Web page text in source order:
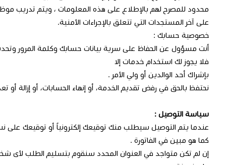
محدود للمصرح لهم بالإطلاع على هذه المعلومات ، ويتم تدريب
على آخر المستجدات التي تتعلق بالإجراءات الأمنية.
خصوصية حسابك :
فلا يجوز لك استخدام خدمات إلا
بإشراك أحد الوالدين أو ولي الأمر .
نحتفظ بالحق في رفض تقديم الخدمة، أو إنهاء الحسابات، أو إزالة أو
سياسة التوصيل :
عندما يتم التوصيل سيطلب منك توقيعك إلكترونياً أو توقيعك على
كما هو مبين في الفاتورة .
إن لم تكن متواجد في العنوان المحدد سنقوم بتسليم الطلب لأى شخص